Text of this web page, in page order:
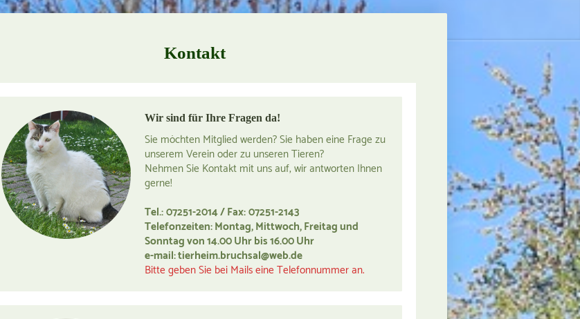
Kontakt
Wir sind für Ihre Fragen da!
Sie möchten Mitglied werden? Sie haben eine Frage zu
unserem Verein oder zu unseren Tieren?
Nehmen Sie Kontakt mit uns auf, wir antworten Ihnen
gerne!
Tel.: 07251-2014 / Fax: 07251-2143
Telefonzeiten: Montag, Mittwoch, Freitag und
Sonntag von 14.00 Uhr bis 16.00 Uhr
e-mail: tierheim.bruchsal@web.de
Bitte geben Sie bei Mails eine Telefonnummer an.